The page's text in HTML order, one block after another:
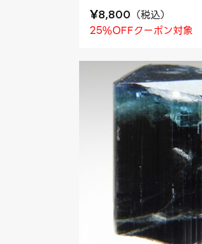
¥8,800 （税込）
25%OFFクーポン対象